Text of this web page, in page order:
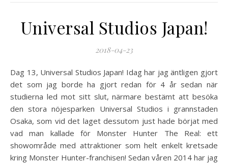
Universal Studios Japan!
2018-04-23
Dag 13, Universal Studios Japan! Idag har jag äntligen gjort
det som jag borde ha gjort redan för 4 år sedan när
studierna led mot sitt slut, närmare bestämt att besöka
den stora nöjesparken Universal Studios i grannstaden
Osaka, som vid det laget dessutom just hade börjat med
vad man kallade för Monster Hunter The Real: ett
showområde med attraktioner som helt enkelt kretsade
kring Monster Hunter-franchisen! Sedan våren 2014 har jag